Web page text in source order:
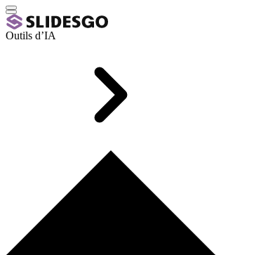
Outils d’IA